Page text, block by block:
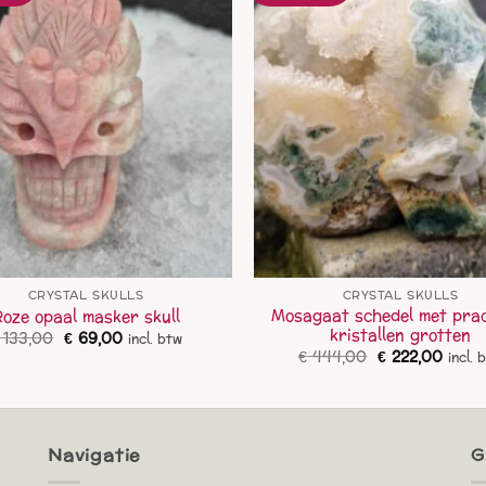
CRYSTAL SKULLS
opaal masker skull
Oorspronkelijke
prijs
€69,00Huidige
prijs
incl. btw
CRYSTAL SKULLS
Mosagaat schedel met
kristallen grotten
€444,00 prijs
€ 444,00.
€222,00 prijs
€
incl.
Navigatie